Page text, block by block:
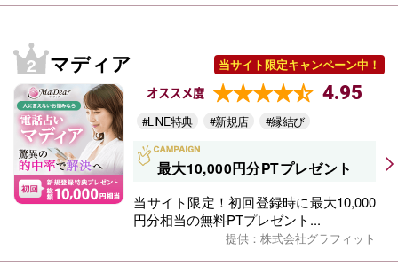
マディア 当サイト限定キャンペーン中！
オススメ度 4.95
#LINE特典 #新規店 #縁結び
最大10,000円分PTプレゼント
当サイト限定！初回登録時に最大10,000
円分相当の無料PTプレゼント...
提供：株式会社グラフィット